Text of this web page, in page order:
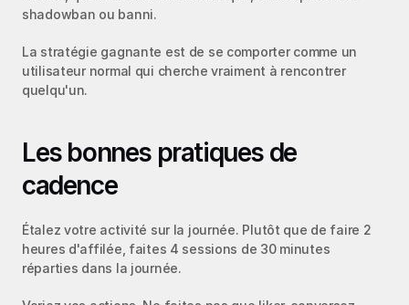
shadowban ou banni.
La stratégie gagnante est de se comporter comme un
utilisateur normal qui cherche vraiment à rencontrer
quelqu'un.
Les bonnes pratiques de
cadence
Étalez votre activité sur la journée. Plutôt que de faire 2
heures d'affilée, faites 4 sessions de 30 minutes
réparties dans la journée.